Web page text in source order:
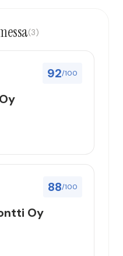
(3)
92/100
88/100
Oy